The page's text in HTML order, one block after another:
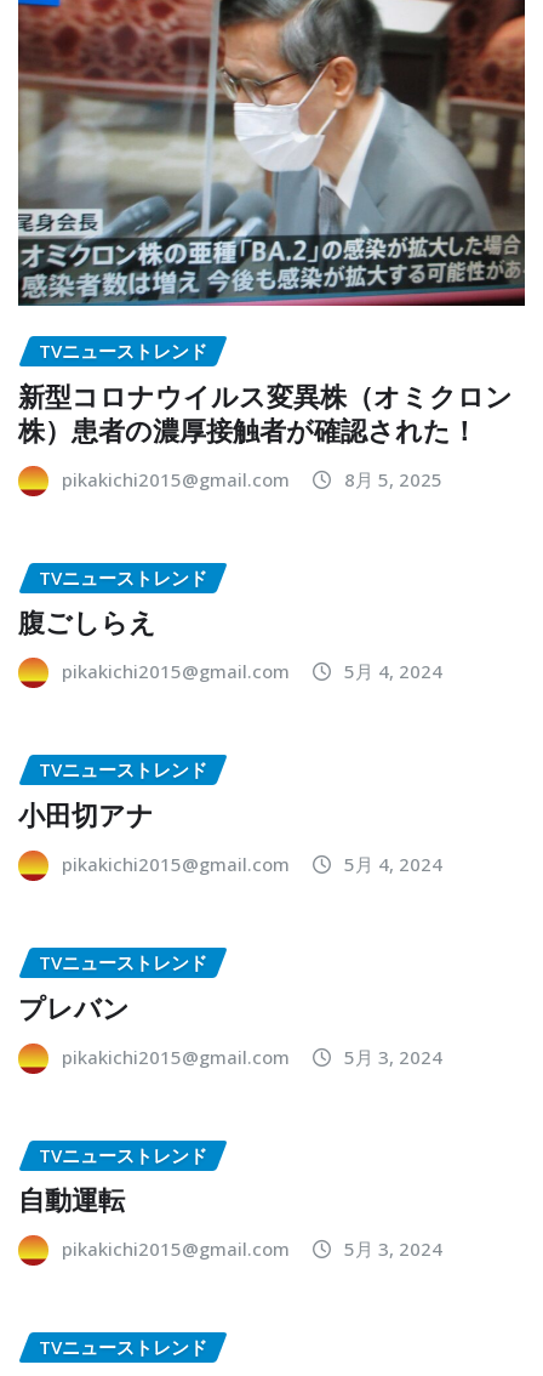
TVニューストレンド
新型コロナウイルス変異株（オミクロン
株）患者の濃厚接触者が確認された！
pikakichi2015@gmail.com 8月 5, 2025
TVニューストレンド
腹ごしらえ
pikakichi2015@gmail.com 5月 4, 2024
TVニューストレンド
小田切アナ
pikakichi2015@gmail.com 5月 4, 2024
TVニューストレンド
プレバン
pikakichi2015@gmail.com 5月 3, 2024
TVニューストレンド
自動運転
pikakichi2015@gmail.com 5月 3, 2024
TVニューストレンド